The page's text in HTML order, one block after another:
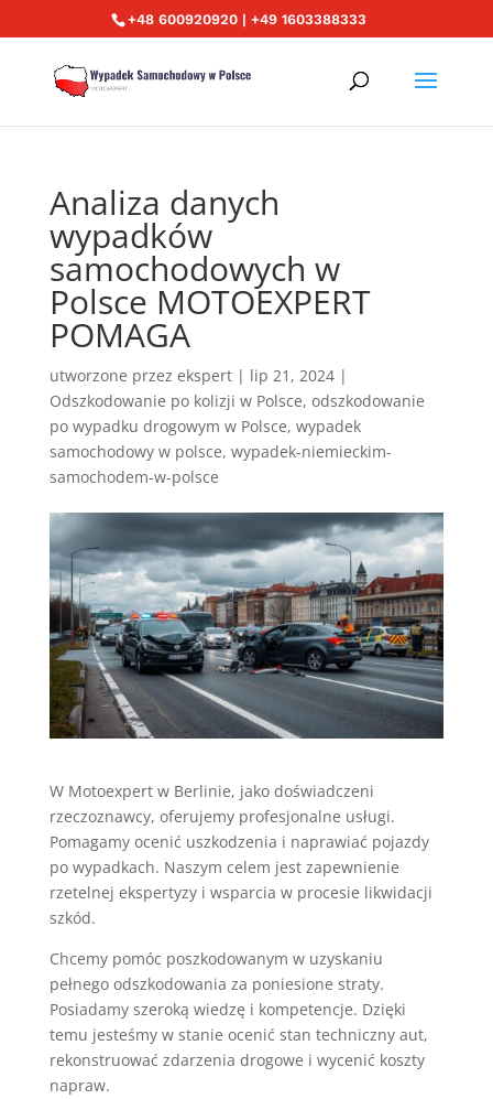
+48 600920920 | +49 1603388333
Analiza danych
wypadków
samochodowych w
Polsce MOTOEXPERT
POMAGA
utworzone przez ekspert| lip 21, 2024|
Odszkodowanie po kolizji w Polsce, odszkodowanie
po wypadku drogowym w Polsce, wypadek
samochodowy w polsce, wypadek-niemieckim-
samochodem-w-polsce
W Motoexpert w Berlinie, jako doświadczeni
rzeczoznawcy, oferujemy profesjonalne usługi.
Pomagamy ocenić uszkodzenia i naprawiać pojazdy
po wypadkach. Naszym celem jest zapewnienie
rzetelnej ekspertyzy i wsparcia w procesie likwidacji
szkód.
Chcemy pomóc poszkodowanym w uzyskaniu
pełnego odszkodowania za poniesione straty.
Posiadamy szeroką wiedzę i kompetencje. Dzięki
temu jesteśmy w stanie ocenić stan techniczny aut,
rekonstruować zdarzenia drogowe i wycenić koszty
napraw.